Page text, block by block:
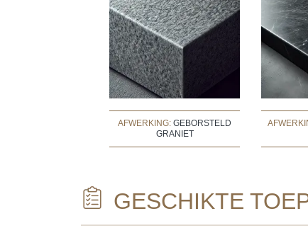
AFWERKING: GEBORSTELD
GRANIET
GESCHIKTE